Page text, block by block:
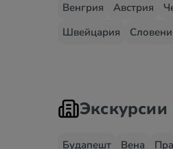
Венгрия Австрия
Швейцария
Будапешт Вена